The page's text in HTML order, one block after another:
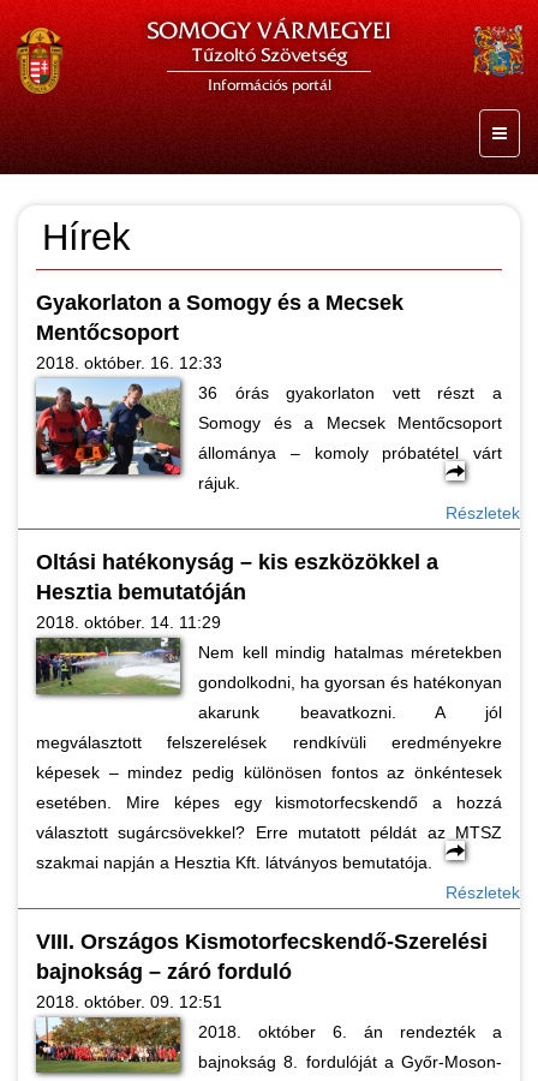
SOMOGY VÁRMEGYEI
Tűzoltó Szövetség
Információs portál
Hírek
Gyakorlaton a Somogy és a Mecsek
Mentőcsoport
2018. október. 16. 12:33
36 órás gyakorlaton vett részt a
Somogy és a Mecsek Mentőcsoport
állománya – komoly próbatétel várt
rájuk.
Részletek
Oltási hatékonyság – kis eszközökkel a
Hesztia bemutatóján
2018. október. 14. 11:29
Nem kell mindig hatalmas méretekben
gondolkodni, ha gyorsan és hatékonyan
akarunk beavatkozni. A jól
megválasztott felszerelések rendkívüli eredményekre
képesek – mindez pedig különösen fontos az önkéntesek
esetében. Mire képes egy kismotorfecskendő a hozzá
választott sugárcsövekkel? Erre mutatott példát az MTSZ
szakmai napján a Hesztia Kft. látványos bemutatója.
Részletek
VIII. Országos Kismotorfecskendő-Szerelési
bajnokság – záró forduló
2018. október. 09. 12:51
2018. október 6. án rendezték a
bajnokság 8. fordulóját a Győr-Moson-